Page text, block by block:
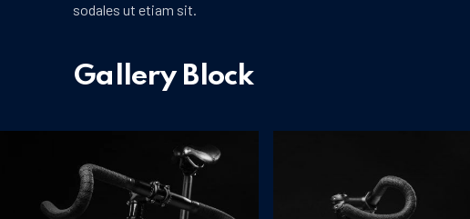
sodales ut etiam sit.
Gallery Block